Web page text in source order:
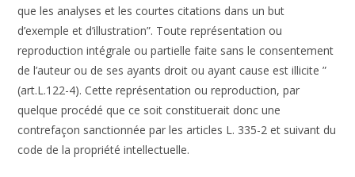
que les analyses et les courtes citations dans un but
d’exemple et d’illustration”. Toute représentation ou
reproduction intégrale ou partielle faite sans le consentement
de l’auteur ou de ses ayants droit ou ayant cause est illicite ”
(art.L.122-4). Cette représentation ou reproduction, par
quelque procédé que ce soit constituerait donc une
contrefaçon sanctionnée par les articles L. 335-2 et suivant du
code de la propriété intellectuelle.